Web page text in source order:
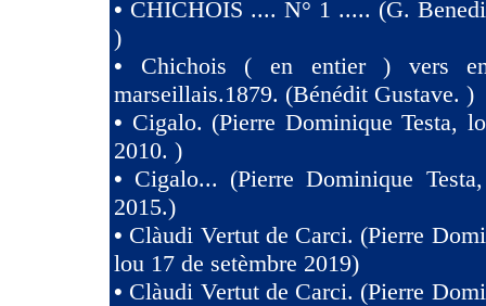
• CHICHOIS .... N° 1 ..... (G.
)
• Chichois ( en entier ) vers
marseillais.1879. (Bénédit Gustave. )
• Cigalo. (Pierre Dominique Testa,
2010. )
• Cigalo... (Pierre Dominique
2015.)
• Clàudi Vertut de Carci. (Pierre
lou 17 de setèmbre 2019)
• Clàudi Vertut de Carci. (Pierre